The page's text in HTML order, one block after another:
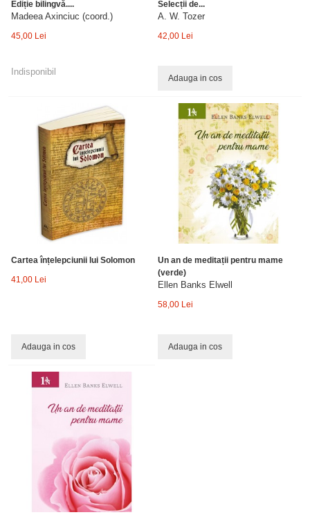
Ediție bilingvă....
Madeea Axinciuc (coord.)
45,00 Lei
Indisponibil
Selecții de...
A. W. Tozer
42,00 Lei
Adauga in cos
Cartea înțelepciunii lui Solomon
41,00 Lei
Adauga in cos
Un an de meditații pentru mame
(verde)
Ellen Banks Elwell
58,00 Lei
Adauga in cos